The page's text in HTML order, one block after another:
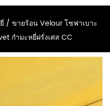
/ ขายร้อน Velour โซฟาเบาะ
กำมะหยี่ฝรั่งเศส CC